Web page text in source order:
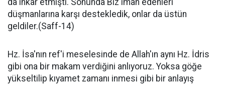
da inkâr etmişti. Sonunda Biz iman edenleri
düşmanlarına karşı destekledik, onlar da üstün
geldiler.(Saff-14)
Hz. İsa'nın ref'i meselesinde de Allah'ın aynı Hz. İdris
gibi ona bir makam verdiğini anlıyoruz. Yoksa göğe
yükseltilip kıyamet zamanı inmesi gibi bir anlayış